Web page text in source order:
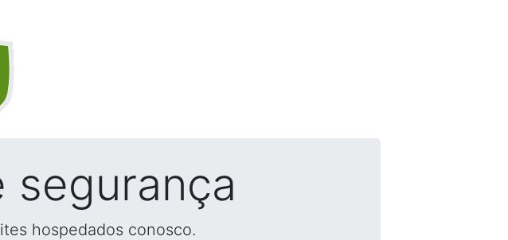
segurança
hospedados conosco.